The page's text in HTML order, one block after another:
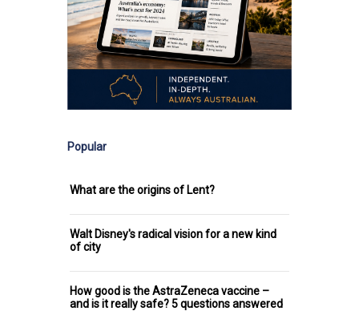
Popular
What are the origins of Lent?
Walt Disney's radical vision for a new kind
of city
How good is the AstraZeneca vaccine –
and is it really safe? 5 questions answered